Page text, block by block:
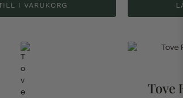
I VARUKORG
Tove